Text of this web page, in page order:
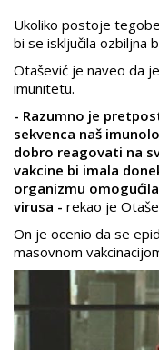
Ukoliko postoje
bi se isključila ozbiljna
Otašević je naveo da
imunitetu.
- Razumno je
sekvenca naš
dobro reagovati na
vakcine bi imala
organizmu
virusa - rekao je
On je ocenio da se
masovnom